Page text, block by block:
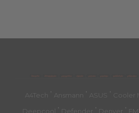
მთავარი კალათა
A4Tech ' Ansmann ' ASUS ' Cooler
Deepcool Defender Denver